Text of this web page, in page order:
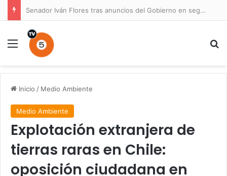
Senador Iván Flores tras anuncios del Gobierno en seguridad: «La principal herramienta para golpear al crimen organizado sigue sin urgencia”
Menú
Inicio / Medio Ambiente
Medio Ambiente
Explotación extranjera de
tierras raras en Chile:
oposición ciudadana en